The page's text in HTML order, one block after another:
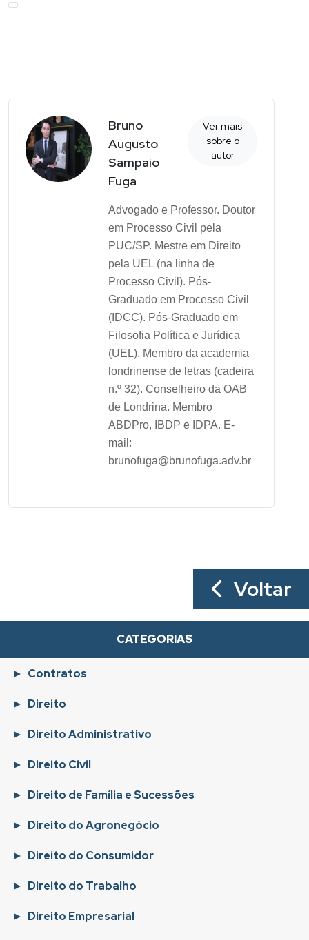
Bruno
Augusto
Sampaio
Fuga
Ver mais
sobre o
autor
Advogado e Professor. Doutor
em Processo Civil pela
PUC/SP. Mestre em Direito
pela UEL (na linha de
Processo Civil). Pós-
Graduado em Processo Civil
(IDCC). Pós-Graduado em
Filosofia Política e Jurídica
(UEL). Membro da academia
londrinense de letras (cadeira
n.º 32). Conselheiro da OAB
de Londrina. Membro
ABDPro, IBDP e IDPA. E-
mail:
brunofuga@brunofuga.adv.br
Voltar
CATEGORIAS
Contratos
Direito
Direito Administrativo
Direito Civil
Direito de Família e Sucessões
Direito do Agronegócio
Direito do Consumidor
Direito do Trabalho
Direito Empresarial